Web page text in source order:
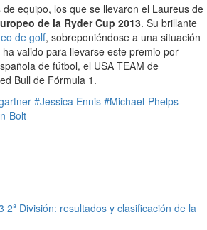
equipo, los que se llevaron el Laureus de
de la Ryder Cup 2013. Su brillante
de golf, sobreponiéndose a una situación
valido para llevarse este premio por
de fútbol, el USA TEAM de
Bull de Fórmula 1.
#Jessica Ennis #Michael-Phelps
Bolt
2ª División: resultados y clasificación de la